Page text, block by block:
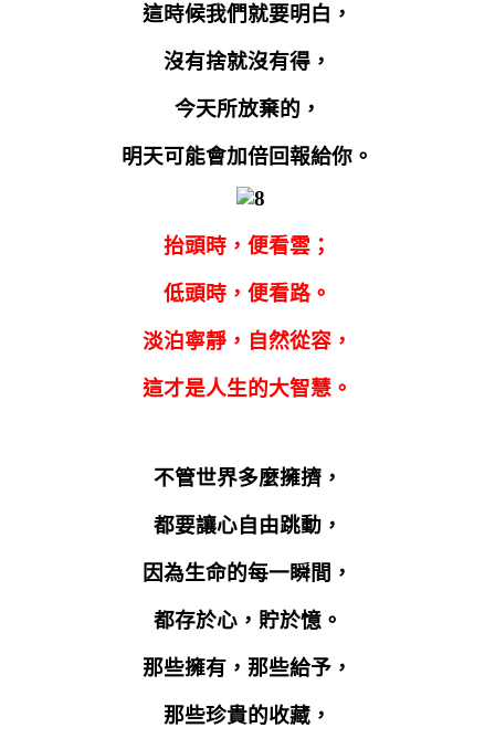
這時候我們就要明白，
沒有捨就沒有得，
今天所放棄的，
明天可能會加倍回報給你。
抬頭時，便看雲；
低頭時，便看路。
淡泊寧靜，自然從容，
這才是人生的大智慧。
不管世界多麼擁擠，
都要讓心自由跳動，
因為生命的每一瞬間，
都存於心，貯於憶。
那些擁有，那些給予，
那些珍貴的收藏，